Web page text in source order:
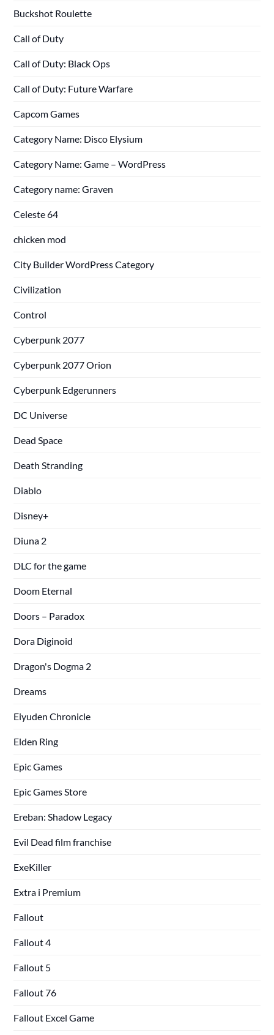
Buckshot Roulette
Call of Duty
Call of Duty: Black Ops
Call of Duty: Future Warfare
Capcom Games
Category Name: Disco Elysium
Category Name: Game – WordPress
Category name: Graven
Celeste 64
chicken mod
City Builder WordPress Category
Civilization
Control
Cyberpunk 2077
Cyberpunk 2077 Orion
Cyberpunk Edgerunners
DC Universe
Dead Space
Death Stranding
Diablo
Disney+
Diuna 2
DLC for the game
Doom Eternal
Doors – Paradox
Dora Diginoid
Dragon's Dogma 2
Dreams
Eiyuden Chronicle
Elden Ring
Epic Games
Epic Games Store
Ereban: Shadow Legacy
Evil Dead film franchise
ExeKiller
Extra i Premium
Fallout
Fallout 4
Fallout 5
Fallout 76
Fallout Excel Game